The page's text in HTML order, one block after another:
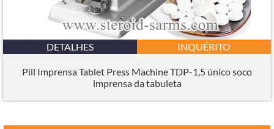
DETALHES INQUÉRITO
Pill Imprensa Tablet Press Machine TDP-1,5 único soco
imprensa da tabuleta